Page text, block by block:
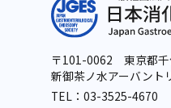
〒101-0062 東京都千
新御茶ノ水アーバント
TEL：03-3525-4670